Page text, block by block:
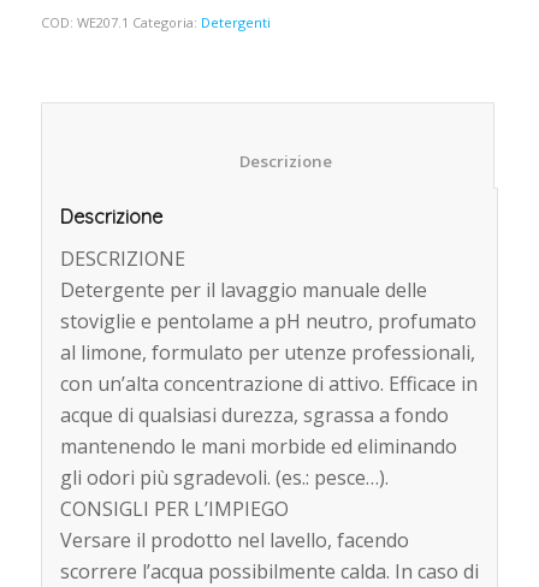
COD: WE207.1 Categoria: Detergenti
						Descrizione
Descrizione
DESCRIZIONE
Detergente per il lavaggio manuale delle
stoviglie e pentolame a pH neutro, profumato
al limone, formulato per utenze professionali,
con un’alta concentrazione di attivo. Efficace in
acque di qualsiasi durezza, sgrassa a fondo
mantenendo le mani morbide ed eliminando
gli odori più sgradevoli. (es.: pesce…).
CONSIGLI PER L’IMPIEGO
Versare il prodotto nel lavello, facendo
scorrere l’acqua possibilmente calda. In caso di